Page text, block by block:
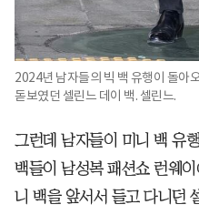
2024년 남자들의 빅 백 유행이 돌아
돋보였던 셀린느 데이 백. 셀린느.
그런데 남자들이 미니 백 유
백들이 남성복 패션쇼 런웨
니 백을 앞서서 들고 다니던